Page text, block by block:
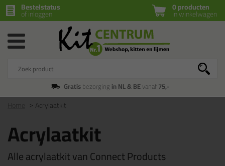
0 producten
in winkelwagen
Bestelstatus
of inloggen
Gratisbezorging in NL & BEvanaf75,-
Acrylaatkit
Acrylaatkit
Alle acrylaatkit van Connect Products